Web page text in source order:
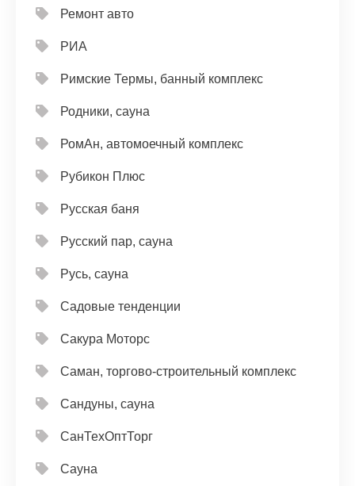
Ремонт авто
РИА
Римские Термы, банный комплекс
Родники, сауна
РомАн, автомоечный комплекс
Рубикон Плюс
Русская баня
Русский пар, сауна
Русь, сауна
Садовые тенденции
Сакура Моторс
Саман, торгово-строительный комплекс
Сандуны, сауна
СанТехОптТорг
Сауна